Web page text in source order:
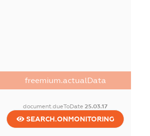
freemium.actualData
document.dueToDate25.03.17
SEARCH.ONMONITORING